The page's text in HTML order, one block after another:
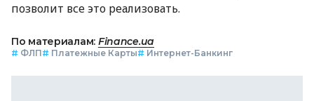
позволит все это реализовать.
По материалам: Finance.ua
# ФЛП# Платежные Карты# Интернет-Банкинг